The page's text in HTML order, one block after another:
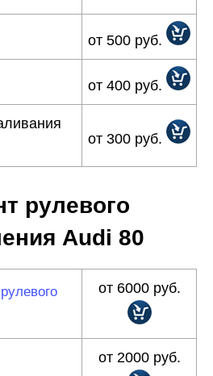
от 500 руб.
от 400 руб.
от 300 руб.
рулевого
Audi 80
от 6000 руб.
от 2000 руб.